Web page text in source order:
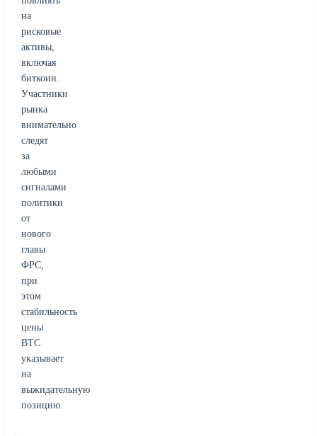
на
рисковые
активы,
включая
биткоин.
Участники
рынка
внимательно
следят
за
любыми
сигналами
политики
от
нового
главы
ФРС,
при
этом
стабильность
цены
BTC
указывает
на
выжидательную
позицию.